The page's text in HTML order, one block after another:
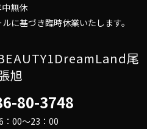
無休
に基づき臨時休業いたします。
尾
旭
80-3748
：00～23：00